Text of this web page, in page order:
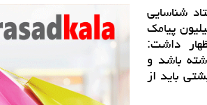
شناسایی
پیامك
داشت:
باشد و
باید از